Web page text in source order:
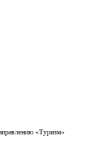
«Туризм»